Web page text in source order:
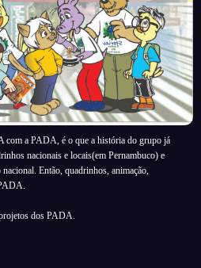
a PADA, é o que a história do grupo já
nacionais e locais(em Pernambuco) e
Então, quadrinhos, animação,
dos PADA.